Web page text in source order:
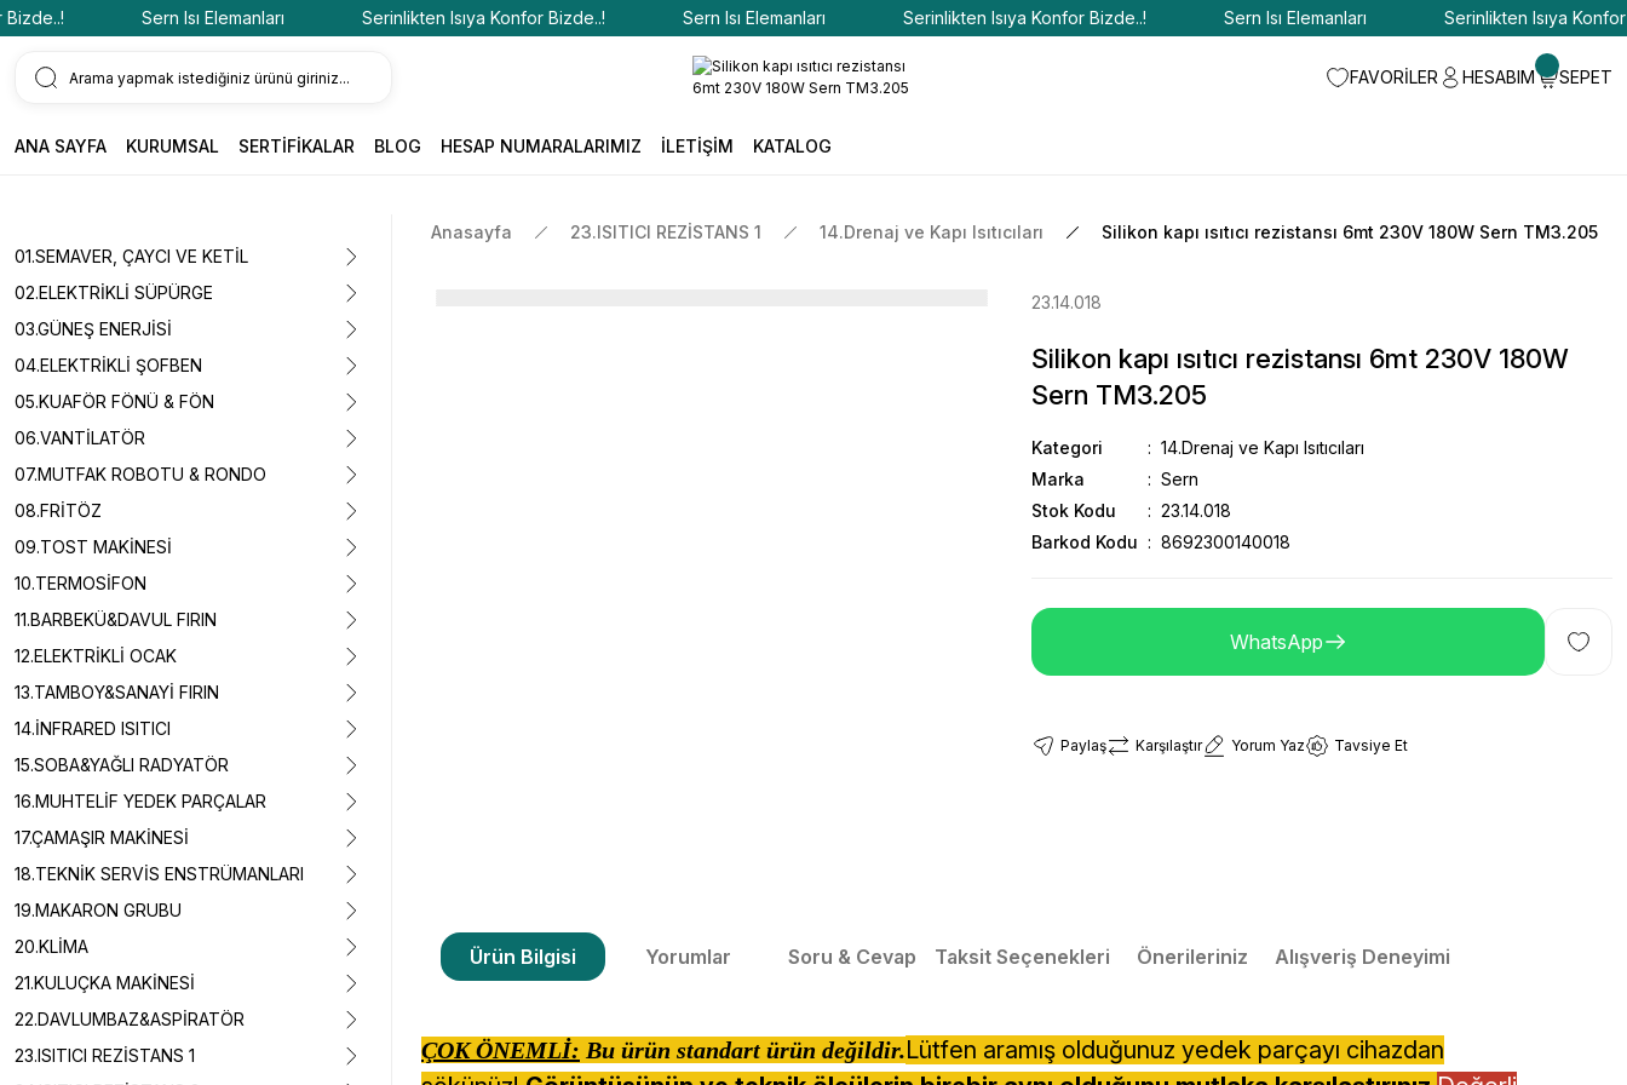
Sern Isı Elemanları Serinlikten Isıya Konfor Bizde..! Sern Isı Elemanları Serinlikten Isıya Konfor Bizde..! Sern Isı Elemanları Serinlikten Isıya Konfor
FAVORİLER HESABIM SEPET
ANA SAYFA KURUMSAL SERTİFİKALAR BLOG HESAP NUMARALARIMIZ İLETİŞİM KATALOG
01.SEMAVER, ÇAYCI VE KETİL
02.ELEKTRİKLİ SÜPÜRGE
03.GÜNEŞ ENERJİSİ
04.ELEKTRİKLİ ŞOFBEN
05.KUAFÖR FÖNÜ & FÖN
06.VANTİLATÖR
07.MUTFAK ROBOTU & RONDO
08.FRİTÖZ
09.TOST MAKİNESİ
10.TERMOSİFON
11.BARBEKÜ&DAVUL FIRIN
12.ELEKTRİKLİ OCAK
13.TAMBOY&SANAYİ FIRIN
14.İNFRARED ISITICI
15.SOBA&YAĞLI RADYATÖR
16.MUHTELİF YEDEK PARÇALAR
17.ÇAMAŞIR MAKİNESİ
18.TEKNİK SERVİS ENSTRÜMANLARI
19.MAKARON GRUBU
20.KLİMA
21.KULUÇKA MAKİNESİ
22.DAVLUMBAZ&ASPİRATÖR
23.ISITICI REZİSTANS 1
Anasayfa 23.ISITICI REZİSTANS 1 14.Drenaj ve Kapı Isıtıcıları Silikon kapı ısıtıcı rezistansı 6mt 230V 180W Sern TM3.205
23.14.018
Silikon kapı ısıtıcı rezistansı 6mt 230V 180W
Sern TM3.205
Kategori
14.Drenaj ve Kapı Isıtıcıları
Marka
Sern
Stok Kodu
23.14.018
Barkod Kodu
8692300140018
WhatsApp
Paylaş Karşılaştır Yorum Yaz Tavsiye Et
Ürün Bilgisi Yorumlar Soru & Cevap Taksit Seçenekleri Önerileriniz Alışveriş Deneyimi
ÇOK ÖNEMLİ: Bu ürün standart ürün değildir.Lütfen aramış olduğunuz yedek parçayı cihazdan